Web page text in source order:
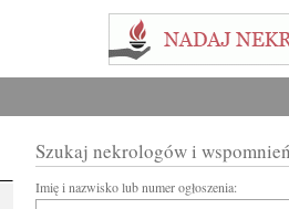
Szukaj nekrologów i wspomnień
Imię i nazwisko lub numer ogłoszenia: